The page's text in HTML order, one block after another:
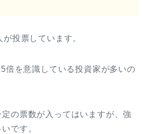
投票しています。
倍を意識している投資家が多いの
の票数が入ってはいますが、強
です。